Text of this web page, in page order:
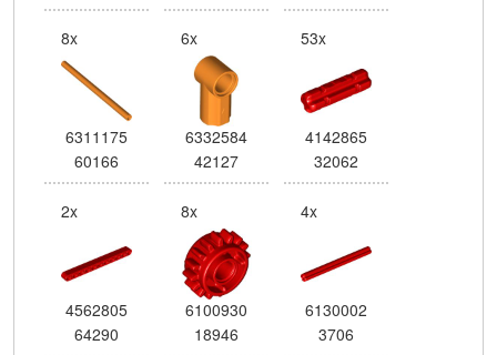
8x
6311175
60166
6x
6332584
42127
53x
4142865
32062
2x
4562805
64290
8x
6100930
18946
4x
6130002
3706